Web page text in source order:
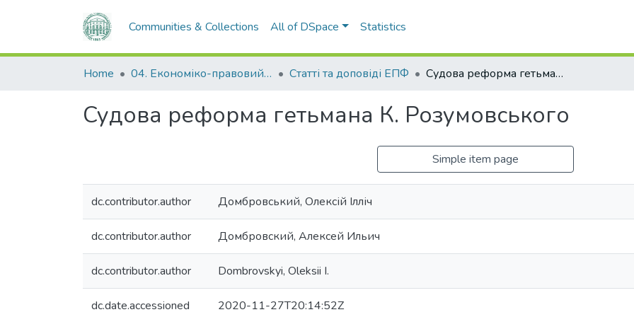
Communities & Collections All of DSpace Statistics
Home 04. Економіко-правовий факультет Статті та доповіді ЕПФ Судова реформа гетьмана К. Розумовського
Судова реформа гетьмана К. Розумовського
Simple item page
dc.contributor.author Домбровський, Олексій Ілліч
dc.contributor.author Домбровский, Алексей Ильич
dc.contributor.author Dombrovskyi, Oleksii I.
dc.date.accessioned 2020-11-27T20:14:52Z